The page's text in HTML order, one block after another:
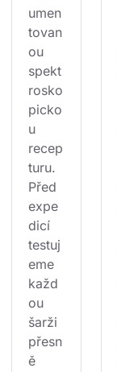
umen
tovan
ou
spekt
rosko
picko
u
recep
turu.
Před
expe
dicí
testuj
eme
každ
ou
šarži
přesn
ě